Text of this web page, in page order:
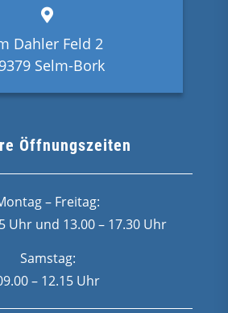
Dahler Feld 2
Selm-Bork
Öffnungszeiten
– Freitag:
Uhr und 13.00 – 17.30 Uhr
Samstag:
– 12.15 Uhr